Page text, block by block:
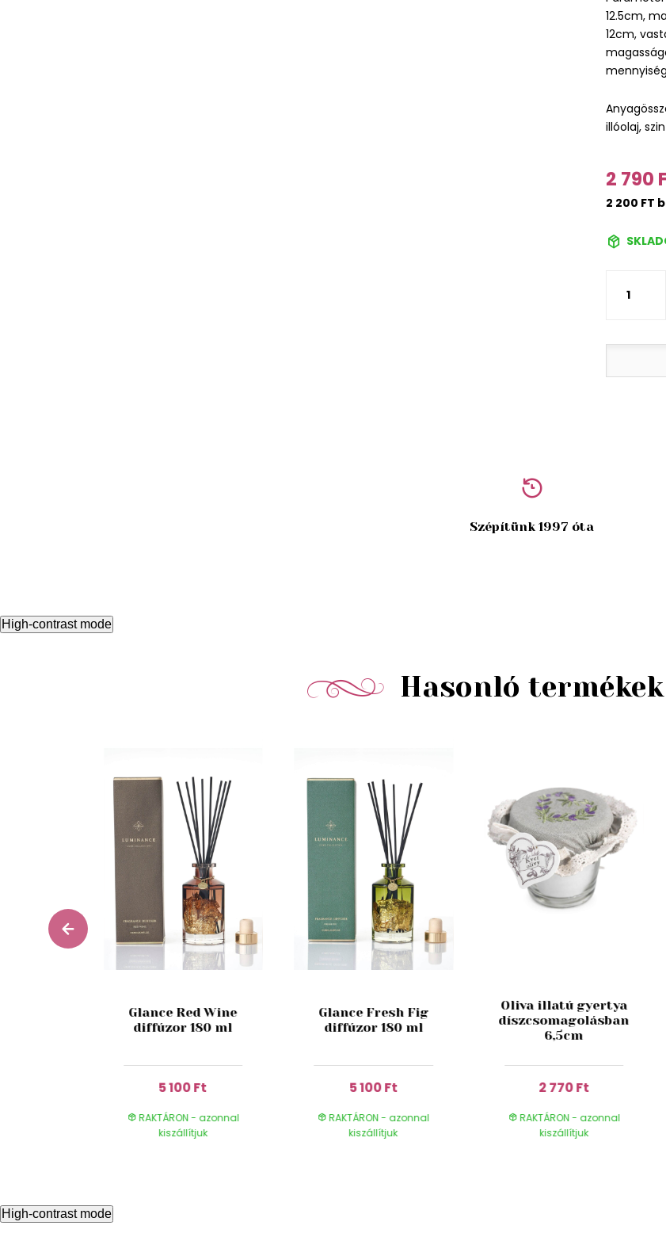
12.5cm,
12cm,
illóolaj,
2 790
2 200 FT
Szépítünk 1997 óta
High-contrast mode
Hasonló termékek
Glance Red Wine
diffúzor 180 ml
5 100 Ft
RAKTÁRON - azonnal
kiszállítjuk
Glance Fresh Fig
diffúzor 180 ml
5 100 Ft
RAKTÁRON - azonnal
kiszállítjuk
Oliva illatú gyertya
díszcsomagolásban
6,5cm
2 770 Ft
RAKTÁRON - azonnal
kiszállítjuk
High-contrast mode